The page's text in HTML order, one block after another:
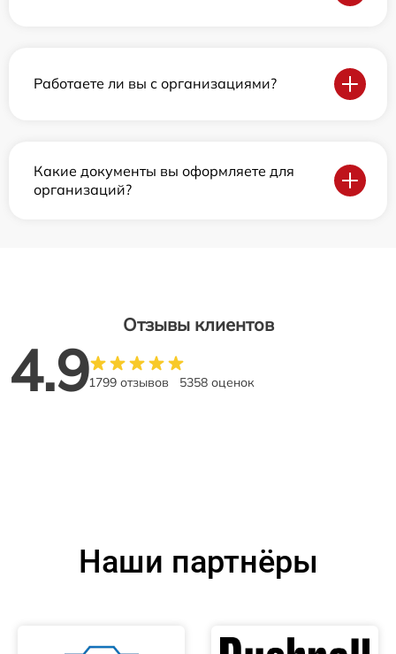
Работаете ли вы с организациями?
Какие документы вы оформляете для
организаций?
Отзывы клиентов
4.91799 отзывов 5358 оценок
Наши партнёры